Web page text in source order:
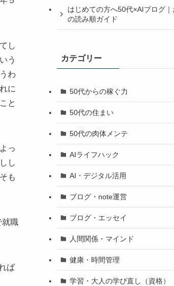
し
う
わ
に
と
っ
し
も
就職
ば
はじめての方へ50代×AIブログ｜
の読み順ガイド
カテゴリー
50代からの稼ぐ力
50代の住まい
50代の肉体メンテ
AIライフハック
AI・デジタル活用
ブログ・note運営
ブログ・エッセイ
人間関係・マインド
健康・時間管理
学習・大人の学び直し（資格）